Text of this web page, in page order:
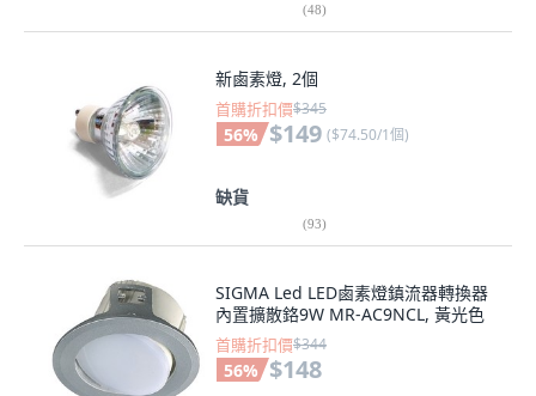
(48)
新鹵素燈, 2個
首購折扣價$345
56% $149 ($74.50/1個)
缺貨
(93)
SIGMA Led LED鹵素燈鎮流器轉換器
內置擴散鉻9W MR-AC9NCL, 黃光色
首購折扣價$344
56% $148